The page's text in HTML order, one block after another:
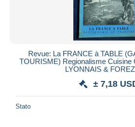
Revue: La FRANCE à TABLE
TOURISME) Regionalisme Cuisine
LYONNAIS &
± 7,18
Stato